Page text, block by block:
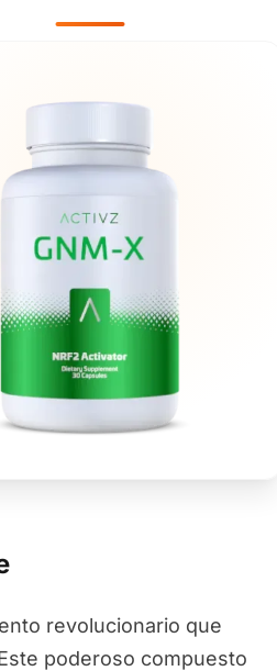
revolucionario que
poderoso compuesto